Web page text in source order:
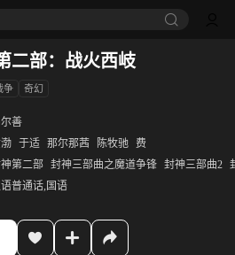
二部：战火西岐
争 奇幻
善
于适 那尔那茜 陈牧驰
费
第二部 封神三部曲之魔道争锋 封神三部曲2
普通话,国语